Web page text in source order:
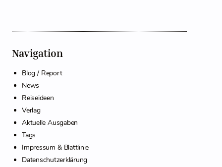
Navigation
Blog / Report
News
Reiseideen
Verlag
Aktuelle Ausgaben
Tags
Impressum & Blattlinie
Datenschutzerklärung